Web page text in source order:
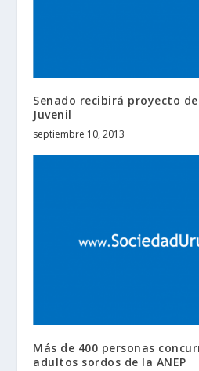
Senado recibirá proyecto
Juvenil
septiembre 10, 2013
Más de 400 personas
adultos sordos de la ANEP